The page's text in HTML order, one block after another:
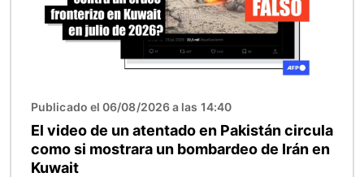
Publicado el 06/08/2026 a las 14:40
El video de un atentado en Pakistán circula
como si mostrara un bombardeo de Irán en
Kuwait